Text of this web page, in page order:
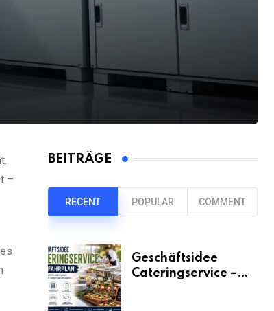
–
BEITRÄGE
RECENT POPULAR COMMENT
Geschäftsidee
Cateringservice –